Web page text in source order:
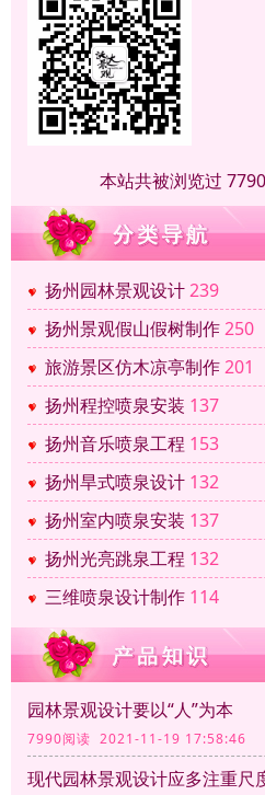
本站共被浏览过
扬州园林景观设计239
扬州景观假山假树制作250
旅游景区仿木凉亭制作201
扬州程控喷泉安装 137
扬州音乐喷泉工程 153
扬州旱式喷泉设计 132
扬州室内喷泉安装 137
扬州光亮跳泉工程 132
三维喷泉设计制作 114
园林景观设计要以“人”为本
7990阅读 2021-11-19 17:58:46
现代园林景观设计应多注重尺